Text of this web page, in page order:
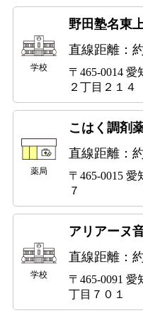
学校
野田塾名東
直線距離：
〒465-0014
２丁目２１４
薬局
こはく調剤
直線距離：
〒465-0015
７
学校
アリアーヌ
直線距離：
〒465-0091
丁目７０１